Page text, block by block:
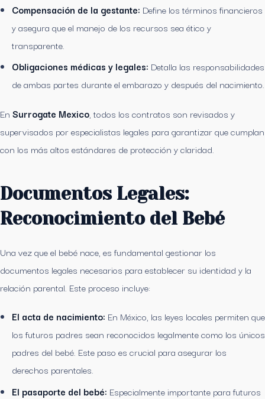
Compensación de la gestante: Define los términos financieros
y asegura que el manejo de los recursos sea ético y
transparente.
Obligaciones médicas y legales: Detalla las responsabilidades
de ambas partes durante el embarazo y después del nacimiento.
En Surrogate Mexico , todos los contratos son revisados y
supervisados por especialistas legales para garantizar que cumplan
con los más altos estándares de protección y claridad.
Documentos Legales:
Reconocimiento del Bebé
Una vez que el bebé nace, es fundamental gestionar los
documentos legales necesarios para establecer su identidad y la
relación parental. Este proceso incluye:
El acta de nacimiento: En México, las leyes locales permiten que
los futuros padres sean reconocidos legalmente como los únicos
padres del bebé. Este paso es crucial para asegurar los
derechos parentales.
El pasaporte del bebé: Especialmente importante para futuros